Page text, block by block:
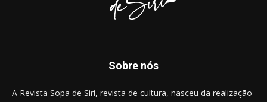
Sobre nós
A Revista Sopa de Siri, revista de cultura, nasceu da realização